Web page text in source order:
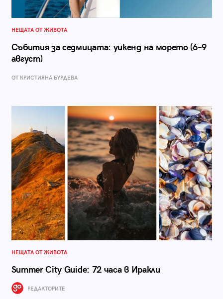
НЕЩАТА ОТ ЖИВОТА
Събития за седмицата: уикенд на морето (6–9
август)
ОТ КРИСТИЯНА БУРДЕВА
НЕЩАТА ОТ ЖИВОТА
Summer City Guide: 72 часа в Иракли
РЕДАКТОРИТЕ